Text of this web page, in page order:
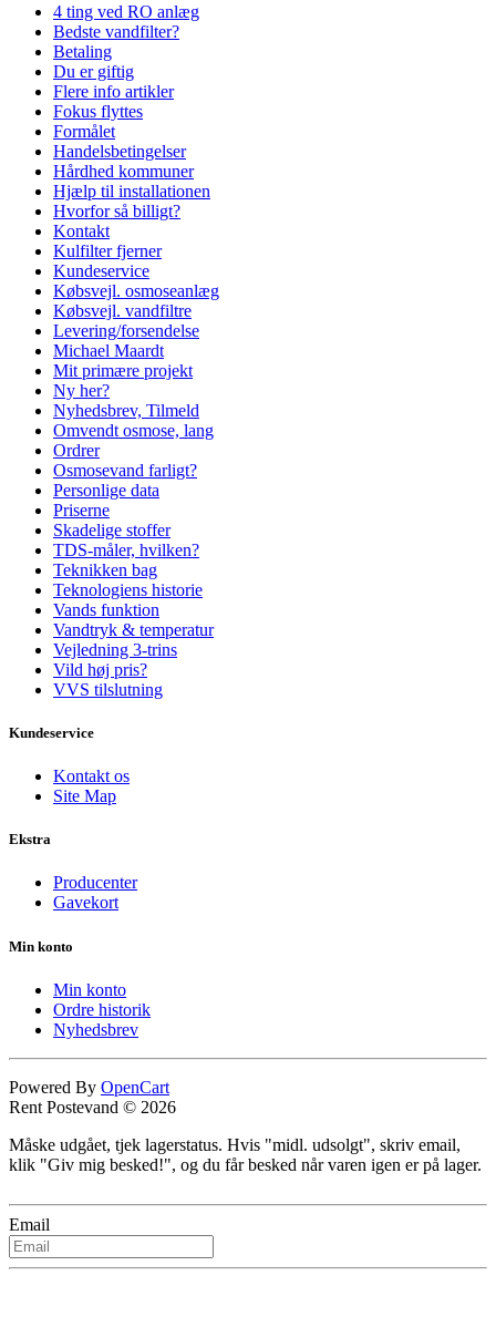
4 ting ved RO anlæg
Bedste vandfilter?
Betaling
Du er giftig
Flere info artikler
Fokus flyttes
Formålet
Handelsbetingelser
Hårdhed kommuner
Hjælp til installationen
Hvorfor så billigt?
Kontakt
Kulfilter fjerner
Kundeservice
Købsvejl. osmoseanlæg
Købsvejl. vandfiltre
Levering/forsendelse
Michael Maardt
Mit primære projekt
Ny her?
Nyhedsbrev, Tilmeld
Omvendt osmose, lang
Ordrer
Osmosevand farligt?
Personlige data
Priserne
Skadelige stoffer
TDS-måler, hvilken?
Teknikken bag
Teknologiens historie
Vands funktion
Vandtryk & temperatur
Vejledning 3-trins
Vild høj pris?
VVS tilslutning
Kundeservice
Kontakt os
Site Map
Ekstra
Producenter
Gavekort
Min konto
Min konto
Ordre historik
Nyhedsbrev
Powered By OpenCart
Rent Postevand © 2026
Måske udgået, tjek lagerstatus. Hvis "midl. udsolgt", skriv email,
klik "Giv mig besked!", og du får besked når varen igen er på lager.
Email